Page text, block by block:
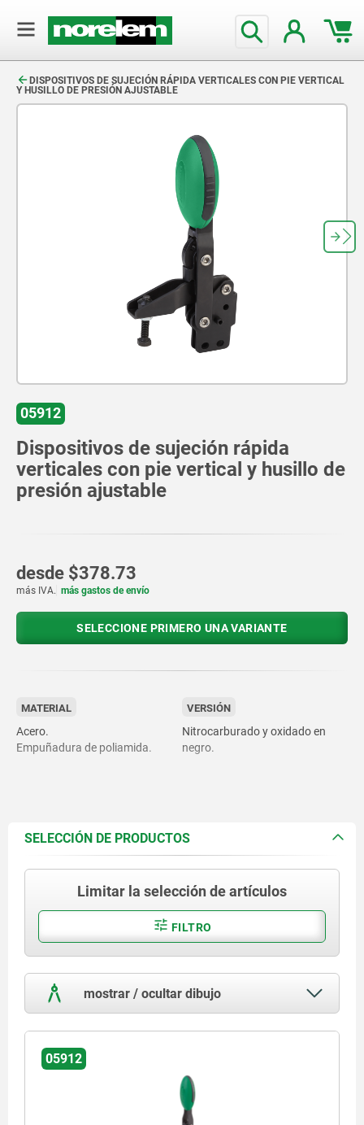
DISPOSITIVOS DE SUJECIÓN RÁPIDA VERTICALES CON PIE VERTICAL
Y HUSILLO DE PRESIÓN AJUSTABLE
05912
Dispositivos de sujeción rápida
verticales con pie vertical y husillo de
presión ajustable
desde $378.73
más IVA. más gastos de envío
SELECCIONE PRIMERO UNA VARIANTE
MATERIAL
Acero.
Empuñadura de poliamida.
VERSIÓN
Nitrocarburado y oxidado en
negro.
SELECCIÓN DE PRODUCTOS
Limitar la selección de artículos
FILTRO
mostrar / ocultar dibujo
05912